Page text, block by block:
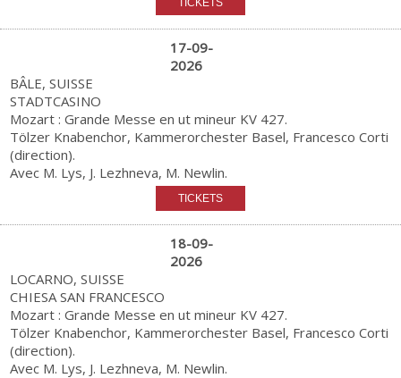
17-09-
2026
BÂLE, SUISSE
STADTCASINO
Mozart : Grande Messe en ut mineur KV 427.
Tölzer Knabenchor, Kammerorchester Basel, Francesco Corti
(direction).
Avec M. Lys, J. Lezhneva, M. Newlin.
18-09-
2026
LOCARNO, SUISSE
CHIESA SAN FRANCESCO
Mozart : Grande Messe en ut mineur KV 427.
Tölzer Knabenchor, Kammerorchester Basel, Francesco Corti
(direction).
Avec M. Lys, J. Lezhneva, M. Newlin.